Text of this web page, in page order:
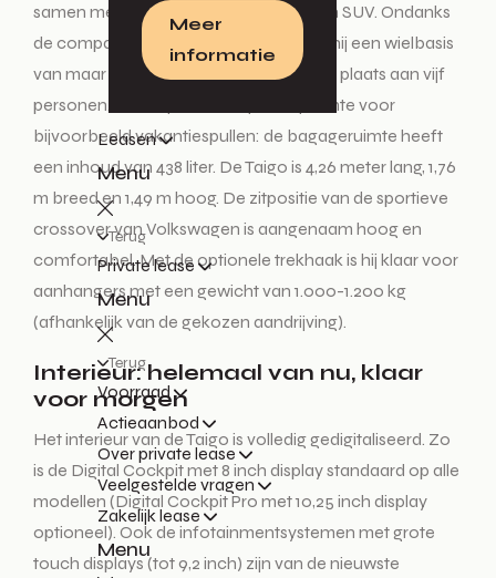
Meer
informatie
Leasen
Menu
Terug
Private lease
Menu
Terug
Voorraad
Actieaanbod
Over private lease
Veelgestelde vragen
Zakelijk lease
Menu
samen met het gebruiksgemak van een SUV. Ondanks
de compacte buitenafmetingen heeft hij een wielbasis
van maar liefst 2,57 meter. Hij biedt ruim plaats aan vijf
personen. Daarbij is er ook genoeg ruimte voor
bijvoorbeeld vakantiespullen: de bagageruimte heeft
een inhoud van 438 liter. De Taigo is 4,26 meter lang, 1,76
m breed en 1,49 m hoog. De zitpositie van de sportieve
crossover van Volkswagen is aangenaam hoog en
comfortabel. Met de optionele trekhaak is hij klaar voor
aanhangers met een gewicht van 1.000-1.200 kg
(afhankelijk van de gekozen aandrijving).
Interieur: helemaal van nu, klaar
voor morgen
Het interieur van de Taigo is volledig gedigitaliseerd. Zo
is de Digital Cockpit met 8 inch display standaard op alle
modellen (Digital Cockpit Pro met 10,25 inch display
optioneel). Ook de infotainmentsystemen met grote
touch displays (tot 9,2 inch) zijn van de nieuwste